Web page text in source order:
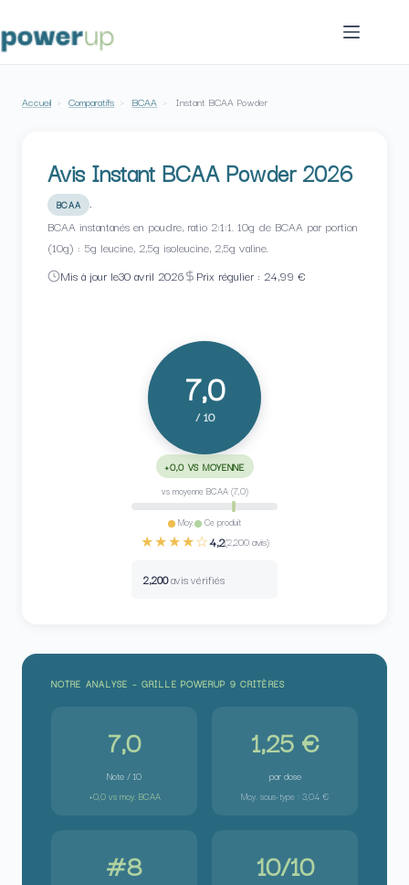
au
contenu
Accueil › Comparatifs › BCAA › Instant BCAA Powder
Avis Instant BCAA Powder 2026
BCAA
·
BCAA instantanés en poudre, ratio 2:1:1. 10g de BCAA par portion
(10g) : 5g leucine, 2,5g isoleucine, 2,5g valine.
Mis à jour le30 avril 2026 Prix régulier : 24,99 €
7,0
/ 10
+0,0 VS MOYENNE
vs moyenne BCAA (7,0)
Moy. Ce produit
★★★★☆4,2(2,200 avis)
2,200avis vérifiés
NOTRE ANALYSE – GRILLE POWERUP 9 CRITÈRES
7,0
Note / 10
+0,0 vs moy. BCAA
1,25 €
par dose
Moy. sous-type : 3,04 €
#8 10/10